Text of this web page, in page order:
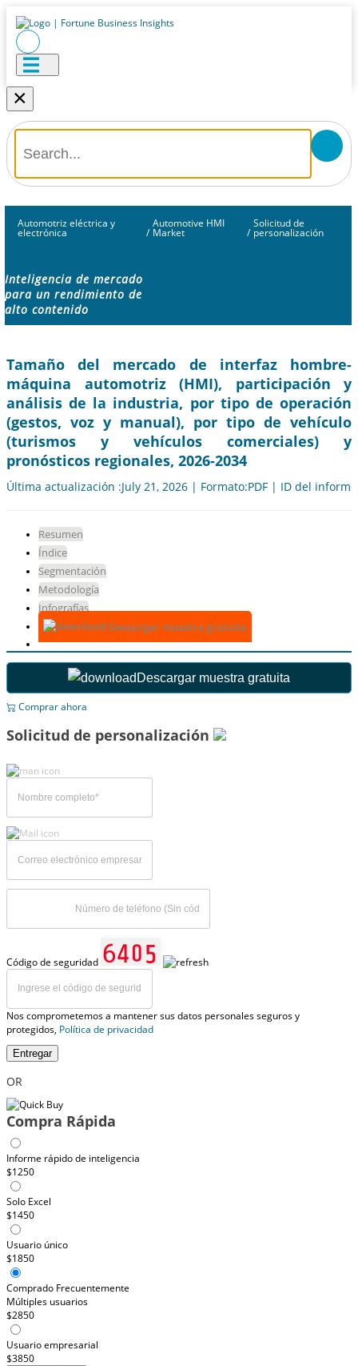
×
Automotriz eléctrica y
electrónica /
Automotive HMI
Market /
Solicitud de
personalización
Inteligencia de mercado
para un rendimiento de
alto contenido
Tamaño del mercado de interfaz hombre-
máquina automotriz (HMI), participación y
análisis de la industria, por tipo de operación
(gestos, voz y manual), por tipo de vehículo
(turismos y vehículos comerciales) y
pronósticos regionales, 2026-2034
Última actualización :July 21, 2026 | Formato:PDF | ID del
Resumen
Índice
Segmentación
Metodología
Infografías
Descargar muestra gratuita
Descargar muestra gratuita
Comprar ahora
Solicitud de personalización
Código de seguridad
Nos comprometemos a mantener sus datos personales seguros y
protegidos, Política de privacidad
Entregar
OR
Compra Rápida
Informe rápido de inteligencia
$1250
Solo Excel
$1450
Usuario único
$1850
Comprado Frecuentemente
Múltiples usuarios
$2850
Usuario empresarial
$3850